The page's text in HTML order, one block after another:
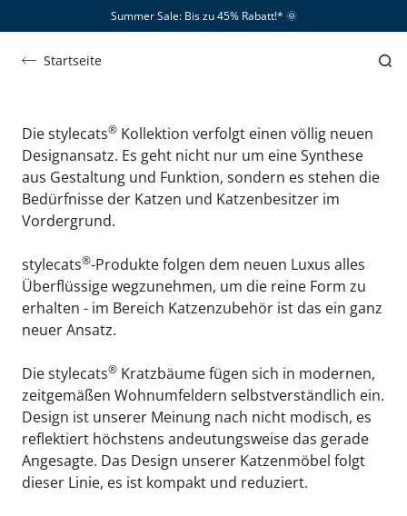
Summer Sale: Bis zu 45% Rabatt!*​ 🌞
Startseite
Design
Das stylecats® Design
Die stylecats® Kollektion verfolgt einen völlig neuen
Designansatz. Es geht nicht nur um eine Synthese
aus Gestaltung und Funktion, sondern es stehen die
Bedürfnisse der Katzen und Katzenbesitzer im
Vordergrund.
stylecats®-Produkte folgen dem neuen Luxus alles
Überflüssige wegzunehmen, um die reine Form zu
erhalten - im Bereich Katzenzubehör ist das ein ganz
neuer Ansatz.
Die stylecats® Kratzbäume fügen sich in modernen,
zeitgemäßen Wohnumfeldern selbstverständlich ein.
Design ist unserer Meinung nach nicht modisch, es
reflektiert höchstens andeutungsweise das gerade
Angesagte. Das Design unserer Katzenmöbel folgt
dieser Linie, es ist kompakt und reduziert.